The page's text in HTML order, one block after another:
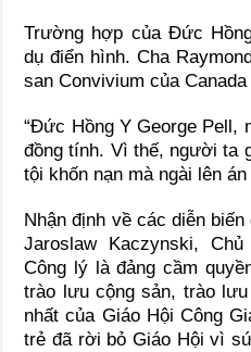
Trường hợp của Đức
dụ điển hình. Cha
san Convivium của
“Đức Hồng Y George Pell,
đồng tính. Vì thế, người ta
tội khốn nạn mà ngài lên án
Nhận định về các diễn
Jaroslaw Kaczynski,
Công lý là đảng cầm
trào lưu cộng sản, trào
nhất của Giáo Hội Công
trẻ đã rời bỏ Giáo Hội vì